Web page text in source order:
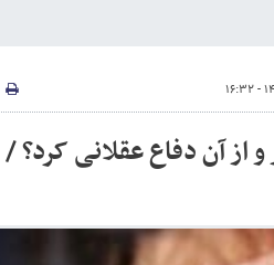
از آن دفاع عقلانی کرد؟ /